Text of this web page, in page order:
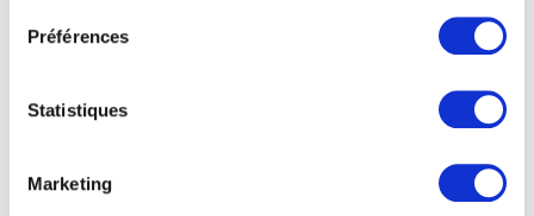
Préférences
Statistiques
Marketing